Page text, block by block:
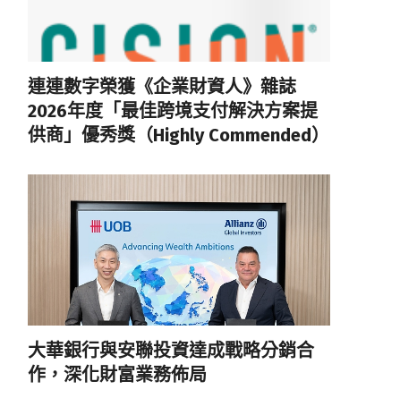
連連數字榮獲《企業財資人》雜誌
2026年度「最佳跨境支付解決方案提
供商」優秀獎（Highly Commended）
大華銀行與安聯投資達成戰略分銷合
作，深化財富業務佈局